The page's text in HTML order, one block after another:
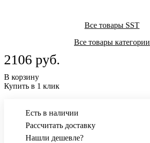
Все товары SST
Все товары категории
2106 руб.
В корзину
Купить в 1 клик
Есть в наличии
Рассчитать доставку
Нашли дешевле?